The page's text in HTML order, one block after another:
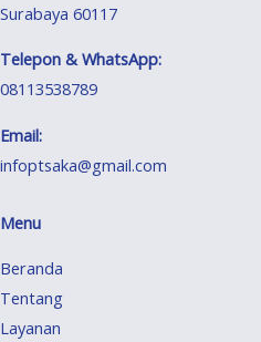
Surabaya 60117
Telepon & WhatsApp:
08113538789
Email:
infoptsaka@gmail.com
Menu
Beranda
Tentang
Layanan